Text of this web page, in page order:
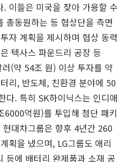
. 이들은 미국을 찾아 가용할 수
총동원하는 등 협상단을 측면
자 계획을 제시하며 협상 동력
텍사스 파운드리 공장 등
(약 54조 원) 이상 투자를 약
리, 반도체, 친환경 분야에 50
다. 특히 SK하이닉스는 인디애
6000억원)를 투입해 첨단 패키
대차그룹은 향후 4년간 260
획을 냈으며, LG그룹도 애리
등에 배터리 완제품과 소재 공